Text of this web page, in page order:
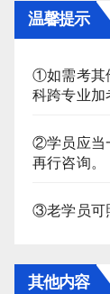
温馨提示
①如需考其
科跨专业加
②学员应当
再行咨询。
③老学员可
其他内容